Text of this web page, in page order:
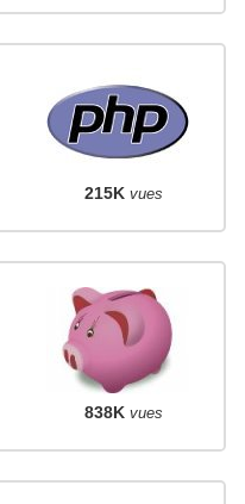
215K vues
838K vues